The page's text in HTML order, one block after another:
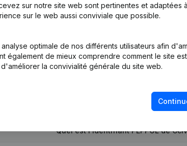
(Nouvelle Personne Morale, Ouverture
Quel est le numéro de TVA de
Quel est l'identifiant PEPPOL de
sur notre site web sont pertinentes et adaptées
sur le web aussi conviviale que possible.
optimale de nos différents utilisateurs afin
également de mieux comprendre comment le site
la convivialité générale du site web.